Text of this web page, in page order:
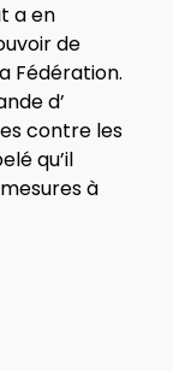
a en
de
Fédération.
d’
contre les
qu’il
à